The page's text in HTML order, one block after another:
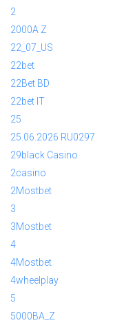
2
2000A Z
22_07_US
22bet
22Bet BD
22bet IT
25
25.06.2026 RU0297
29black Casino
2casino
2Mostbet
3
3Mostbet
4
4Mostbet
4wheelplay
5
5000BA_Z